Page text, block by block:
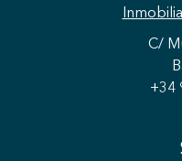
C/
+34